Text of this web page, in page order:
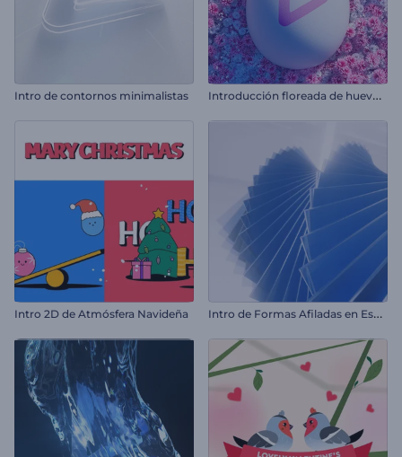
Intro de contornos minimalistas I
ntroducción floreada de huevos de pascua
Intro 2D de Atmósfera Navideña I
ntro de Formas Afiladas en Espiral